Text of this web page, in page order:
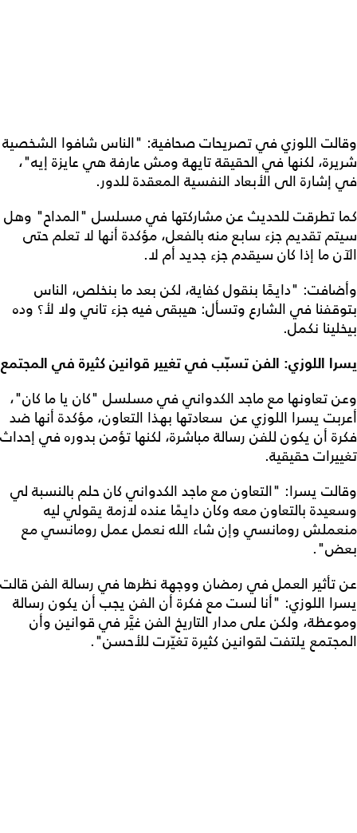
وقالت اللوزي في تصريحات صحافية: "الناس شافوا الشخصية
شريرة، لكنها في الحقيقة تايهة ومش عارفة هي عايزة إيه"،
في إشارة الى الأبعاد النفسية المعقدة للدور.
كما تطرقت للحديث عن مشاركتها في مسلسل "المداح" وهل
سيتم تقديم جزء سابع منه بالفعل، مؤكدة أنها لا تعلم حتى
الآن ما إذا كان سيقدم جزء جديد أم لا.
وأضافت: "دايمًا بنقول كفاية، لكن بعد ما بنخلص، الناس
بتوقفنا في الشارع وتسأل: هيبقى فيه جزء تاني ولا لأ؟ وده
بيخلينا نكمل.
يسرا اللوزي: الفن تسبّب في تغيير قوانين كثيرة في المجتمع
وعن تعاونها مع ماجد الكدواني في مسلسل "كان يا ما كان"،
أعربت يسرا اللوزي عن سعادتها بهذا التعاون، مؤكدة أنها ضد
فكرة أن يكون للفن رسالة مباشرة، لكنها تؤمن بدوره في إحداث
تغييرات حقيقية.
وقالت يسرا: "التعاون مع ماجد الكدواني كان حلم بالنسبة لي
وسعيدة بالتعاون معه وكان دايمًا عنده لازمة يقولي ليه
منعملش رومانسي وإن شاء الله نعمل عمل رومانسي مع
بعض".
عن تأثير العمل في رمضان ووجهة نظرها في رسالة الفن قالت
يسرا اللوزي: "أنا لست مع فكرة أن الفن يجب أن يكون رسالة
وموعظة، ولكن على مدار التاريخ الفن غيَّر في قوانين وأن
المجتمع يلتفت لقوانين كثيرة تغيّرت للأحسن".